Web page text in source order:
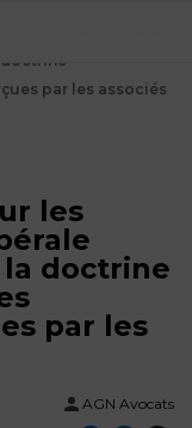
Avocats
-
pour les sociétés
doctrine
par les associés
les
la doctrine
par les
AGN Avocats